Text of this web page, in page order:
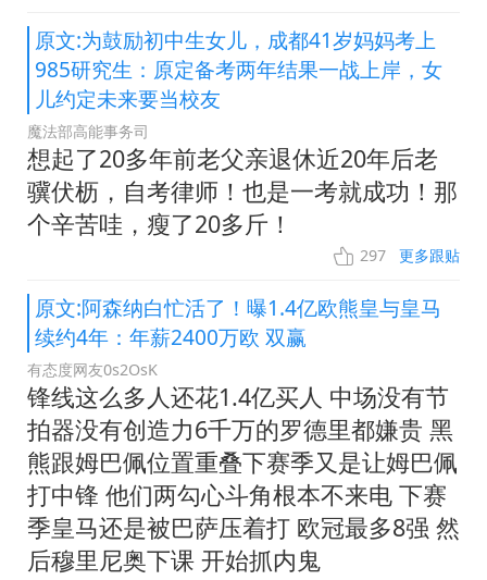
原文:为鼓励初中生女儿，成都41岁妈妈考上
985研究生：原定备考两年结果一战上岸，女
儿约定未来要当校友
魔法部高能事务司
想起了20多年前老父亲退休近20年后老
骥伏枥，自考律师！也是一考就成功！那
个辛苦哇，瘦了20多斤！
297 更多跟贴
原文:阿森纳白忙活了！曝1.4亿欧熊皇与皇马
续约4年：年薪2400万欧 双赢
有态度网友0s2OsK
锋线这么多人还花1.4亿买人 中场没有节
拍器没有创造力6千万的罗德里都嫌贵 黑
熊跟姆巴佩位置重叠下赛季又是让姆巴佩
打中锋 他们两勾心斗角根本不来电 下赛
季皇马还是被巴萨压着打 欧冠最多8强 然
后穆里尼奥下课 开始抓内鬼